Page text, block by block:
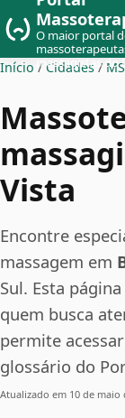
O maior portal
massagistas do
Início / Cidades / MS
Vista
Encontre
massagem em
Sul. Esta
quem busca
permite
glossário do
Atualizado em 10 de maio